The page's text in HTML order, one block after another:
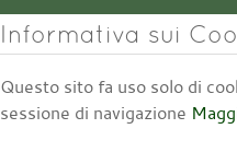
Informativa sui
Questo sito fa uso solo di
sessione di navigazione